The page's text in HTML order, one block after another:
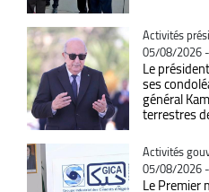
Catégorie
Activités
05/08/2026
Le
ses
général
terrestres
Catégorie
Activités
05/08/2026
Le Premier